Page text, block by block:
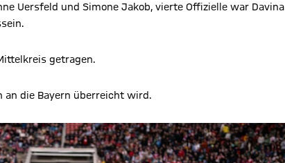
Uersfeld und Simone Jakob, vierte Offizielle war Davina
getragen.
an die Bayern überreicht wird.